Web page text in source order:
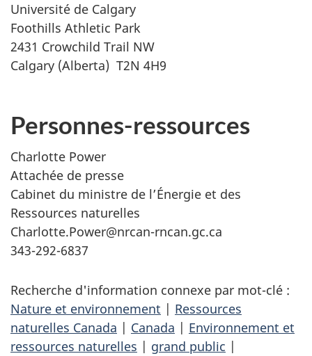
Université de Calgary
Foothills Athletic Park
2431 Crowchild Trail NW
Calgary (Alberta) T2N 4H9
Personnes-ressources
Charlotte Power
Attachée de presse
Cabinet du ministre de l’Énergie et des
Ressources naturelles
Charlotte.Power@nrcan-rncan.gc.ca
343-292-6837
Recherche d'information connexe par mot-clé :
Nature et environnement | Ressources
naturelles Canada | Canada | Environnement et
ressources naturelles | grand public |